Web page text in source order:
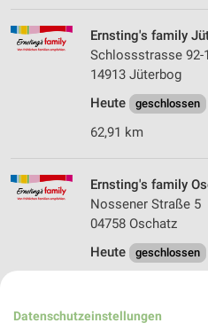
Ernsting's family
Schlossstrasse 92-
14913 Jüterbog
Heute
geschlossen
62,91 km
Ernsting's family
Nossener Straße 5
04758 Oschatz
Heute
geschlossen
Datenschutzeinstellungen